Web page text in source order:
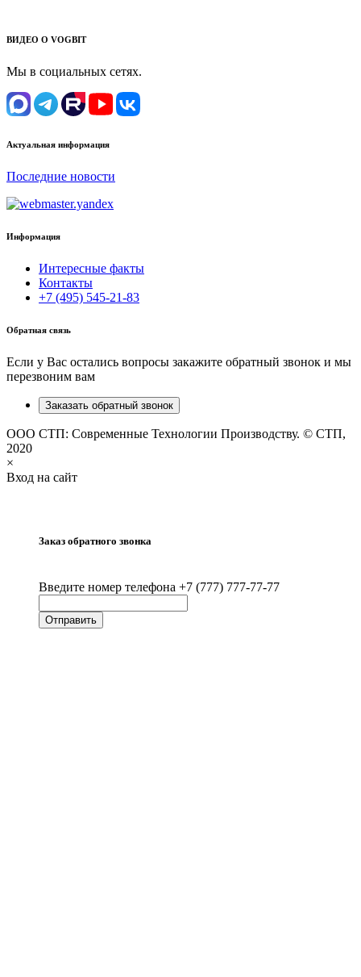
ВИДЕО О VOGBIT
Мы в социальных сетях.
Актуальная информация
Последние новости
Информация
Интересные факты
Контакты
+7 (495) 545-21-83
Обратная связь
Если у Вас остались вопросы закажите обратный звонок и мы
перезвоним вам
Заказать обратный звонок
ООО СТП: Современные Технологии Производству. © СТП,
2020
×
Вход на сайт
Заказ обратного звонка
Введите номер телефона +7 (777) 777-77-77
Отправить